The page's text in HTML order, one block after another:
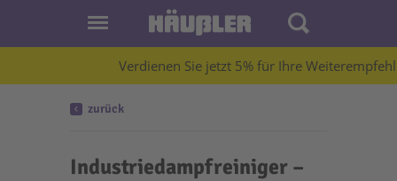
Verdienen Sie jetzt 5% für Ihre
zurück
Industriedampfreiniger –